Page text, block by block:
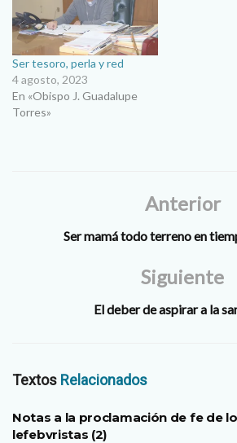
Ser tesoro, perla y red
4 agosto, 2023
En «Obispo J. Guadalupe
Torres»
Anterior
Ser mamá todo terreno en
Siguiente
El deber de aspirar a la
Textos Relacionados
Notas a la proclamación de fe de
lefebvristas (2)